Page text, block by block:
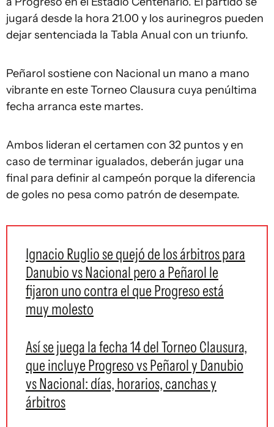
jugará desde la hora 21.00 y los aurinegros pueden
dejar sentenciada la Tabla Anual con un triunfo.
Peñarol sostiene con Nacional un mano a mano
vibrante en este Torneo Clausura cuya penúltima
fecha arranca este martes.
Ambos lideran el certamen con 32 puntos y en
caso de terminar igualados, deberán jugar una
final para definir al campeón porque la diferencia
de goles no pesa como patrón de desempate.
Ignacio Ruglio se quejó de los árbitros para
Danubio vs Nacional pero a Peñarol le
fijaron uno contra el que Progreso está
muy molesto
Así se juega la fecha 14 del Torneo Clausura,
que incluye Progreso vs Peñarol y Danubio
vs Nacional: días, horarios, canchas y
árbitros